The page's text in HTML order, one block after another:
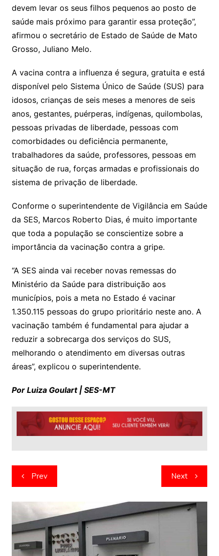
devem levar os seus filhos pequenos ao posto de
saúde mais próximo para garantir essa proteção”,
afirmou o secretário de Estado de Saúde de Mato
Grosso, Juliano Melo.
A vacina contra a influenza é segura, gratuita e está
disponível pelo Sistema Único de Saúde (SUS) para
idosos, crianças de seis meses a menores de seis
anos, gestantes, puérperas, indígenas, quilombolas,
pessoas privadas de liberdade, pessoas com
comorbidades ou deficiência permanente,
trabalhadores da saúde, professores, pessoas em
situação de rua, forças armadas e profissionais do
sistema de privação de liberdade.
Conforme o superintendente de Vigilância em Saúde
da SES, Marcos Roberto Dias, é muito importante
que toda a população se conscientize sobre a
importância da vacinação contra a gripe.
“A SES ainda vai receber novas remessas do
Ministério da Saúde para distribuição aos
municípios, pois a meta no Estado é vacinar
1.350.115 pessoas do grupo prioritário neste ano. A
vacinação também é fundamental para ajudar a
reduzir a sobrecarga dos serviços do SUS,
melhorando o atendimento em diversas outras
áreas”, explicou o superintendente.
Por Luiza Goulart | SES-MT
Navegação
de
artigos
Prev Next